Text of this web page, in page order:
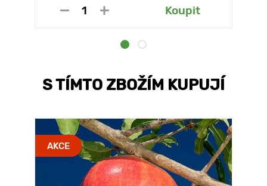
Koupit
S TÍMTO ZBOŽÍM KUPUJÍ
AKCE